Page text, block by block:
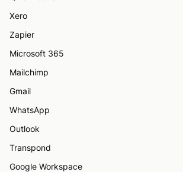
Xero
Zapier
Microsoft 365
Mailchimp
Gmail
WhatsApp
Outlook
Transpond
Google Workspace